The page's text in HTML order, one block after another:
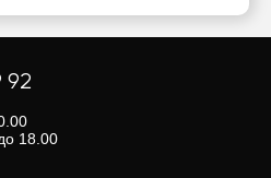
92
18.00